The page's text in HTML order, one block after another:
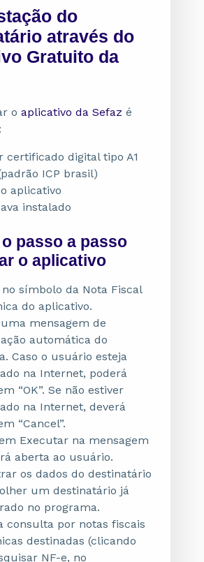
do
através do
Gratuito da
o aplicativo da Sefaz é
certificado digital tipo A1
ICP brasil)
o aplicativo
instalado
passo a passo
o aplicativo
símbolo da Nota Fiscal
do aplicativo.
mensagem de
automática do
Caso o usuário esteja
na Internet, poderá
“OK”. Se não estiver
na Internet, deverá
“Cancel”.
Executar na mensagem
aberta ao usuário.
os dados do destinatário
um destinatário já
no programa.
consulta por notas fiscais
destinadas (clicando
NF-e, no